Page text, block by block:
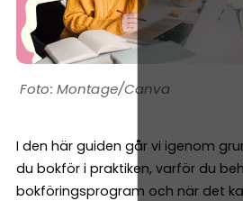
Montage/Canva
I den här guiden går vi igenom
du bokför i praktiken, varför du
bokföringsprogram och när det